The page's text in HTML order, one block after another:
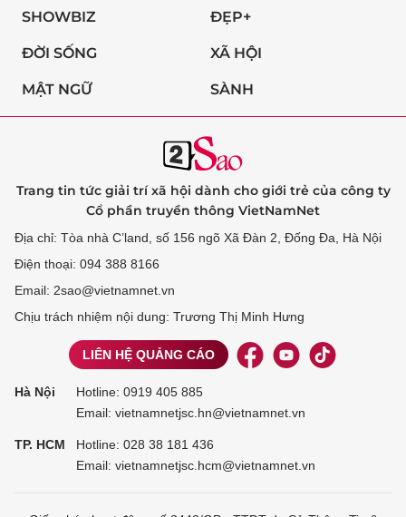
SHOWBIZ ĐẸP+
ĐỜI SỐNG XÃ HỘI
MẬT NGỮ SÀNH
Trang tin tức giải trí xã hội dành cho giới trẻ của công ty
Cổ phần truyền thông VietNamNet
Địa chỉ: Tòa nhà C’land, số 156 ngõ Xã Đàn 2, Đống Đa, Hà Nội
Điện thoại: 094 388 8166
Email: 2sao@vietnamnet.vn
Chịu trách nhiệm nội dung: Trương Thị Minh Hưng
LIÊN HỆ QUẢNG CÁO
Hà Nội Hotline: 0919 405 885
Email: vietnamnetjsc.hn@vietnamnet.vn
TP. HCM Hotline: 028 38 181 436
Email: vietnamnetjsc.hcm@vietnamnet.vn